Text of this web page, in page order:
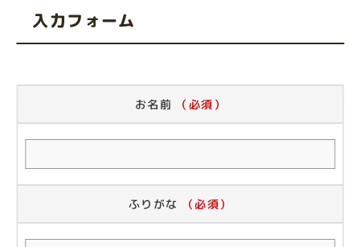
入力フォーム
お名前 （必須）
ふりがな （必須）